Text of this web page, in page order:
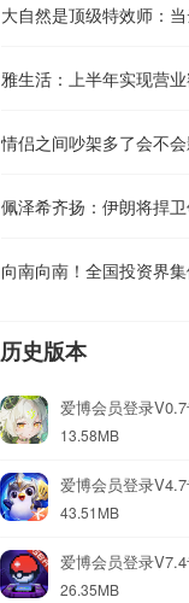
大自然是顶级特效师：
雅生活：上半年实现营
情侣之间吵架多了会不
佩泽希齐扬：伊朗将捍
向南向南！全国投资界
历史版本
爱博会员登录
13.58MB
爱博会员登录
43.51MB
爱博会员登录
26.35MB